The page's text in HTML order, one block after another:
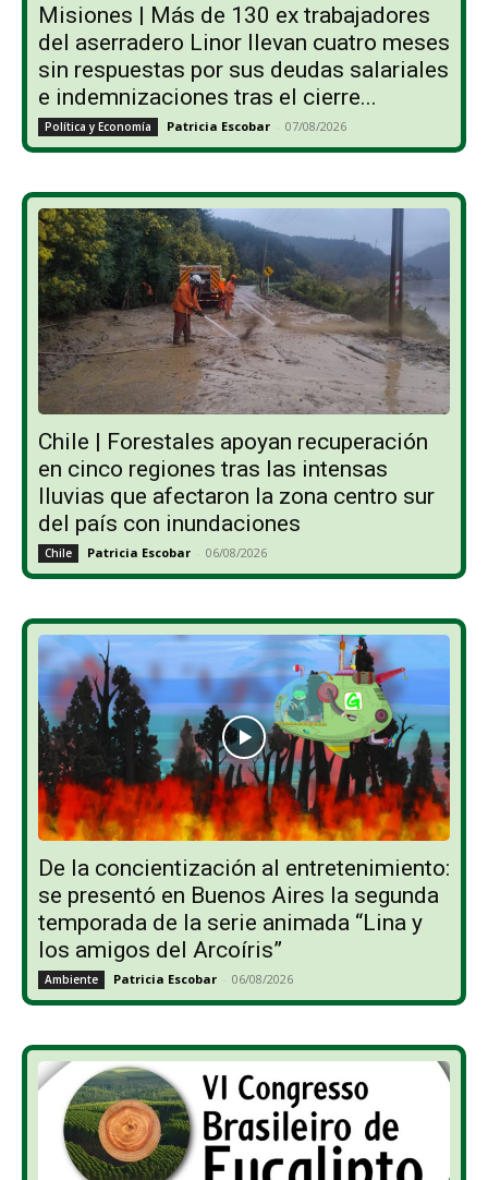
Misiones | Más de 130 ex trabajadores
del aserradero Linor llevan cuatro meses
sin respuestas por sus deudas salariales
e indemnizaciones tras el cierre...
Política y Economía Patricia Escobar - 07/08/2026
Chile | Forestales apoyan recuperación
en cinco regiones tras las intensas
lluvias que afectaron la zona centro sur
del país con inundaciones
Chile Patricia Escobar - 06/08/2026
De la concientización al entretenimiento:
se presentó en Buenos Aires la segunda
temporada de la serie animada “Lina y
los amigos del Arcoíris”
Ambiente Patricia Escobar - 06/08/2026